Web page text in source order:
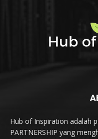
Hub of Inspiration adalah
PARTNERSHIP yang